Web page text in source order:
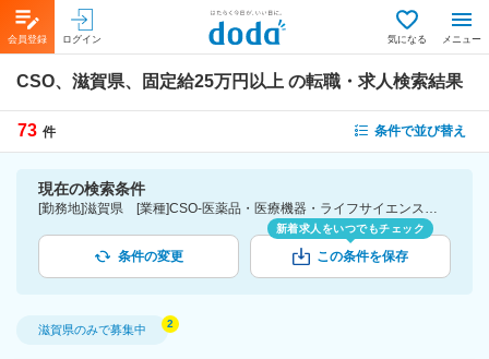
会員登録 ログイン 気になる メニュー
CSO、滋賀県、固定給25万円以上 の転職・求人検索結果
73 件 条件で並び替え
現在の検索条件
[勤務地]滋賀県 [業種]CSO-医薬品・医療機器・ライフサイエンス・医療系サービス [詳細条件](待遇・福利厚生)固定給25万円以上
条件の変更
新着求人をいつでもチェック
この条件を保存
滋賀県のみで募集中